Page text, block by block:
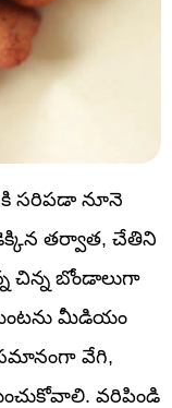
సరిపడా నూనె
తర్వాత, చేతిని
చిన్న బోండాలుగా
మీడియం
సమానంగా వేగి,
వరిపిండి